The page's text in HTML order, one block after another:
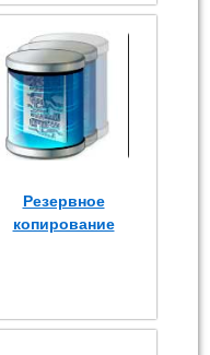
Резервное
копирование